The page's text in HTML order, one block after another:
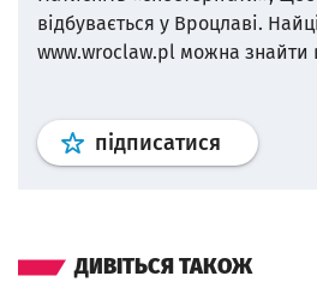
відбувається у Вроцлаві.
www.wroclaw.pl можна знайти
підписатися Профіль
ДИВІТЬСЯ ТАКОЖ